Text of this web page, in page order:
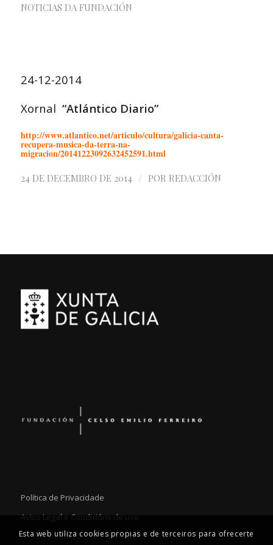
NOTICIAS DA FUNDACIÓN
24-12-2014
Xornal “Atlántico Diario”
http://www.atlantico.net/articulo/cultura/galicia-canta-
recupera-musica-da-terra-na-
migracion/20141223092632452591.html
24 DE DECEMBRO DE 2014 / POR REDACCIÓN
Política de Privacidade
Aviso Legal e Condicións de uso
Esta web utiliza cookies propias e de terceiros para ofrecerte